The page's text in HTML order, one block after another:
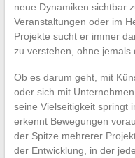
neue Dynamiken sichtbar
Veranstaltungen oder im
Projekte sucht er immer
zu verstehen, ohne jemals
Ob es darum geht, mit
oder sich mit
seine Vielseitigkeit springt
erkennt Bewegungen
der Spitze mehrerer
der Entwicklung, in der